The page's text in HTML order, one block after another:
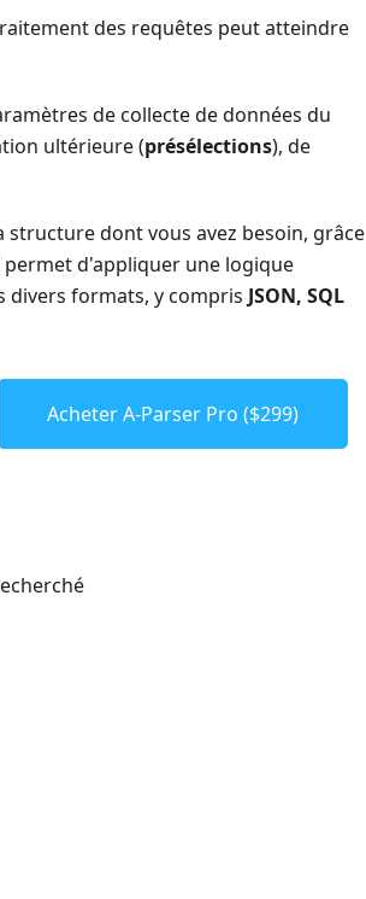
des requêtes peut atteindre
de collecte de données du
ultérieure (présélections), de
structure dont vous avez besoin, grâce
permet d'appliquer une logique
divers formats, y compris JSON, SQL
Acheter A-Parser Pro ($299)